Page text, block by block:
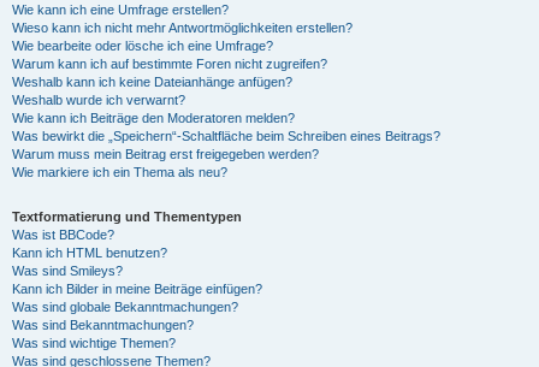
Wie kann ich eine Umfrage erstellen?
Wieso kann ich nicht mehr Antwortmöglichkeiten erstellen?
Wie bearbeite oder lösche ich eine Umfrage?
Warum kann ich auf bestimmte Foren nicht zugreifen?
Weshalb kann ich keine Dateianhänge anfügen?
Weshalb wurde ich verwarnt?
Wie kann ich Beiträge den Moderatoren melden?
Was bewirkt die „Speichern“-Schaltfläche beim Schreiben eines Beitrags?
Warum muss mein Beitrag erst freigegeben werden?
Wie markiere ich ein Thema als neu?
Textformatierung und Thementypen
Was ist BBCode?
Kann ich HTML benutzen?
Was sind Smileys?
Kann ich Bilder in meine Beiträge einfügen?
Was sind globale Bekanntmachungen?
Was sind Bekanntmachungen?
Was sind wichtige Themen?
Was sind geschlossene Themen?